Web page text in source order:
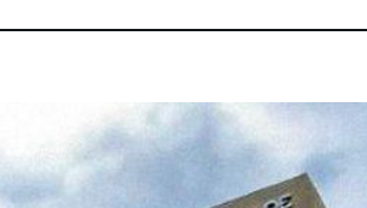
cáncer infantil y los servicios que